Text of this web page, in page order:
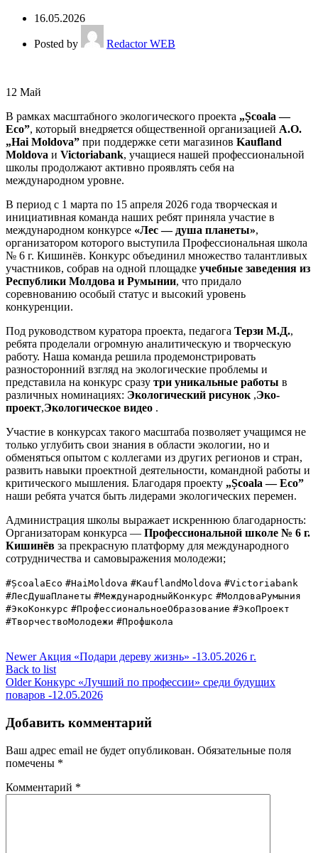
16.05.2026
Posted by Redactor WEB
12 Май
В рамках масштабного экологического проекта „Școala —
Eco”, который внедряется общественной организацией A.O.
„Hai Moldova” при поддержке сети магазинов Kaufland
Moldova и Victoriabank, учащиеся нашей профессиональной
школы продолжают активно проявлять себя на
международном уровне.
В период с 1 марта по 15 апреля 2026 года творческая и
инициативная команда наших ребят приняла участие в
международном конкурсе «Лес — душа планеты»,
организатором которого выступила Профессиональная школа
№ 6 г. Кишинёв. Конкурс объединил множество талантливых
участников, собрав на одной площадке учебные заведения из
Республики Молдова и Румынии, что придало
соревнованию особый статус и высокий уровень
конкуренции.
Под руководством куратора проекта, педагога Терзи М.Д.,
ребята проделали огромную аналитическую и творческую
работу. Наша команда решила продемонстрировать
разносторонний взгляд на экологические проблемы и
представила на конкурс сразу три уникальные работы в
различных номинациях: Экологический рисунок,Эко-
проект,Экологическое видео .
Участие в конкурсах такого масштаба позволяет учащимся не
только углубить свои знания в области экологии, но и
обменяться опытом с коллегами из других регионов и стран,
развить навыки проектной деятельности, командной работы и
критического мышления. Благодаря проекту „Școala — Eco”
наши ребята учатся быть лидерами экологических перемен.
Администрация школы выражает искреннюю благодарность:
Организаторам конкурса — Профессиональной школе № 6 г.
Кишинёв за прекрасную платформу для международного
сотрудничества и самовыражения молодежи;
#ȘcoalaEco #HaiMoldova #KauflandMoldova #Victoriabank
#ЛесДушаПланеты #МеждународныйКонкурс #МолдоваРумыния
#ЭкоКонкурс #ПрофессиональноеОбразование #ЭкоПроект
#ТворчествоМолодежи #Профшкола
Newer Акция «Подари дереву жизнь» -13.05.2026 г.
Back to list
Older Конкурс «Лучший по профессии» среди будущих
поваров -12.05.2026
Добавить комментарий
Ваш адрес email не будет опубликован. Обязательные поля
помечены *
Комментарий *